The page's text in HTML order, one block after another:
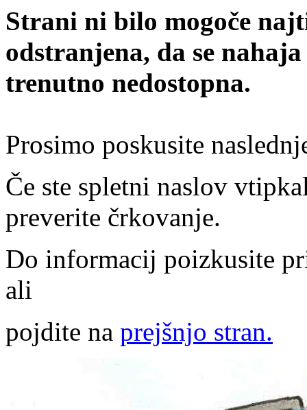
Strani ni bilo mogoče
odstranjena, da se
trenutno nedostopna.
Prosimo poskusite
Če ste spletni naslov
preverite črkovanje.
Do informacij poizkusite
ali
pojdite na prejšnjo stran.